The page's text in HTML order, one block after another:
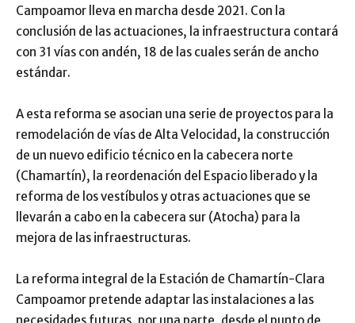
Campoamor lleva en marcha desde 2021. Con la
conclusión de las actuaciones, la infraestructura contará
con 31 vías con andén, 18 de las cuales serán de ancho
estándar.
A esta reforma se asocian una serie de proyectos para la
remodelación de vías de Alta Velocidad, la construcción
de un nuevo edificio técnico en la cabecera norte
(Chamartín), la reordenación del Espacio liberado y la
reforma de los vestíbulos y otras actuaciones que se
llevarán a cabo en la cabecera sur (Atocha) para la
mejora de las infraestructuras.
La reforma integral de la Estación de Chamartín-Clara
Campoamor pretende adaptar las instalaciones a las
necesidades futuras, por una parte, desde el punto de